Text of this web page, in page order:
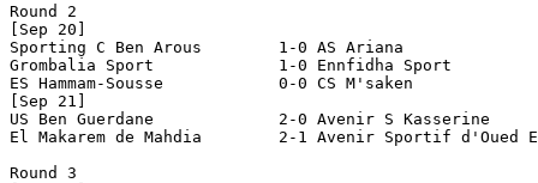
Round 2
[Sep 20]
Sporting C Ben Arous	    1-0 AS Ariana
Grombalia Sport		    1-0 Ennfidha Sport
ES Hammam-Sousse	    0-0 CS M'saken
[Sep 21]
US Ben Guerdane		    2-0 Avenir S Kasserine
El Makarem de Mahdia	    2-1 Avenir Sportif d'Oued Ellil
Round 3